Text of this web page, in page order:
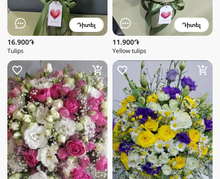
Դիտել
16.900֏
Tulips
Դիտել
11.900֏
Yellow tulips